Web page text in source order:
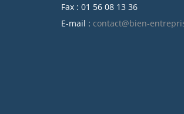
Fax : 01 56 08 13 36
E-mail : contact@bien-